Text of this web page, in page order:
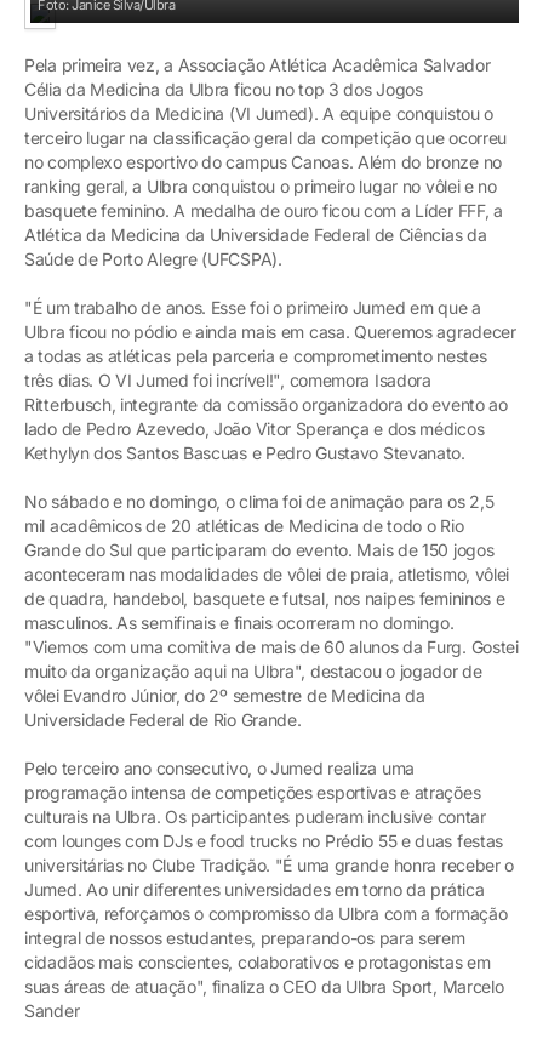
Foto: Janice Silva/Ulbra
Pela primeira vez, a Associação Atlética Acadêmica Salvador
Célia da Medicina da Ulbra ficou no top 3 dos Jogos
Universitários da Medicina (VI Jumed). A equipe conquistou o
terceiro lugar na classificação geral da competição que ocorreu
no complexo esportivo do campus Canoas. Além do bronze no
ranking geral, a Ulbra conquistou o primeiro lugar no vôlei e no
basquete feminino. A medalha de ouro ficou com a Líder FFF, a
Atlética da Medicina da Universidade Federal de Ciências da
Saúde de Porto Alegre (UFCSPA).
"É um trabalho de anos. Esse foi o primeiro Jumed em que a
Ulbra ficou no pódio e ainda mais em casa. Queremos agradecer
a todas as atléticas pela parceria e comprometimento nestes
três dias. O VI Jumed foi incrível!", comemora Isadora
Ritterbusch, integrante da comissão organizadora do evento ao
lado de Pedro Azevedo, João Vitor Sperança e dos médicos
Kethylyn dos Santos Bascuas e Pedro Gustavo Stevanato.
No sábado e no domingo, o clima foi de animação para os 2,5
mil acadêmicos de 20 atléticas de Medicina de todo o Rio
Grande do Sul que participaram do evento. Mais de 150 jogos
aconteceram nas modalidades de vôlei de praia, atletismo, vôlei
de quadra, handebol, basquete e futsal, nos naipes femininos e
masculinos. As semifinais e finais ocorreram no domingo.
"Viemos com uma comitiva de mais de 60 alunos da Furg. Gostei
muito da organização aqui na Ulbra", destacou o jogador de
vôlei Evandro Júnior, do 2º semestre de Medicina da
Universidade Federal de Rio Grande.
Pelo terceiro ano consecutivo, o Jumed realiza uma
programação intensa de competições esportivas e atrações
culturais na Ulbra. Os participantes puderam inclusive contar
com lounges com DJs e food trucks no Prédio 55 e duas festas
universitárias no Clube Tradição. "É uma grande honra receber o
Jumed. Ao unir diferentes universidades em torno da prática
esportiva, reforçamos o compromisso da Ulbra com a formação
integral de nossos estudantes, preparando-os para serem
cidadãos mais conscientes, colaborativos e protagonistas em
suas áreas de atuação", finaliza o CEO da Ulbra Sport, Marcelo
Sander